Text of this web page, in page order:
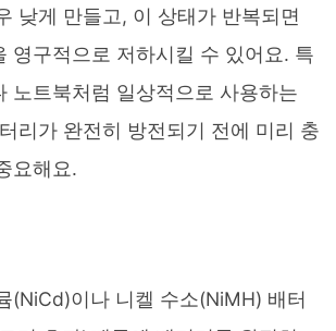
낮게 만들고, 이 상태가 반복되면
영구적으로 저하시킬 수 있어요. 특
노트북처럼 일상적으로 사용하는
리가 완전히 방전되기 전에 미리 충
요해요.
(NiCd)이나 니켈 수소(NiMH) 배터